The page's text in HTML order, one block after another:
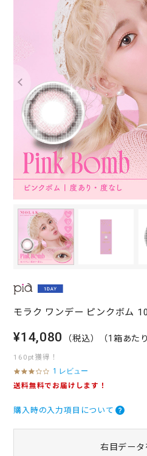
モラク ワンデー ピンクボム
¥14,080 （税込） （1箱あた
160pt獲得！
3
.
t
1 レビュー
送料無料でお届けします！
購入時の入力項目について
右目データ